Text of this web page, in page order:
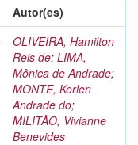
Autor(es)
OLIVEIRA, Hamilton
Reis de; LIMA,
Mônica de Andrade;
MONTE, Kerlen
Andrade do;
MILITÃO, Vivianne
Benevides